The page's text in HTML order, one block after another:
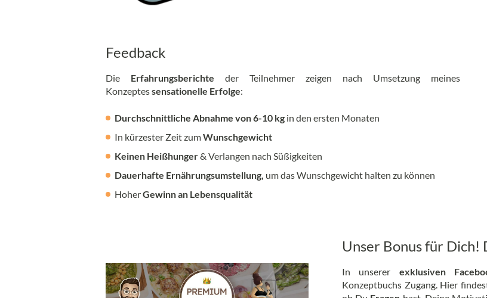
Feedback
Die Erfahrungsberichte der Teilnehmer zeigen nach Umsetzung meines
Konzeptessensationelle Erfolge:
Durchschnittliche Abnahme von 6-10 kg in den ersten Monaten
In kürzester Zeit zumWunschgewicht
Keinen Heißhunger& Verlangen nach Süßigkeiten
Dauerhafte Ernährungsumstellung, um das Wunschgewicht halten zu können
HoherGewinn an Lebensqualität
Unser Bonus für Dich!
In unserer exklusiven
Konzeptbuchs Zugang. Hier